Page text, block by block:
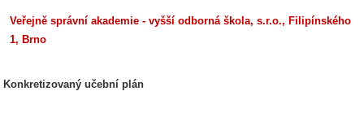
Veřejně správní akademie - vyšší odborná škola, s.r.o., Filipínského
1, Brno
Konkretizovaný učební plán